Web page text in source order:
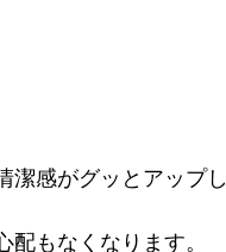
潔感がグッとアップし
もなくなります。